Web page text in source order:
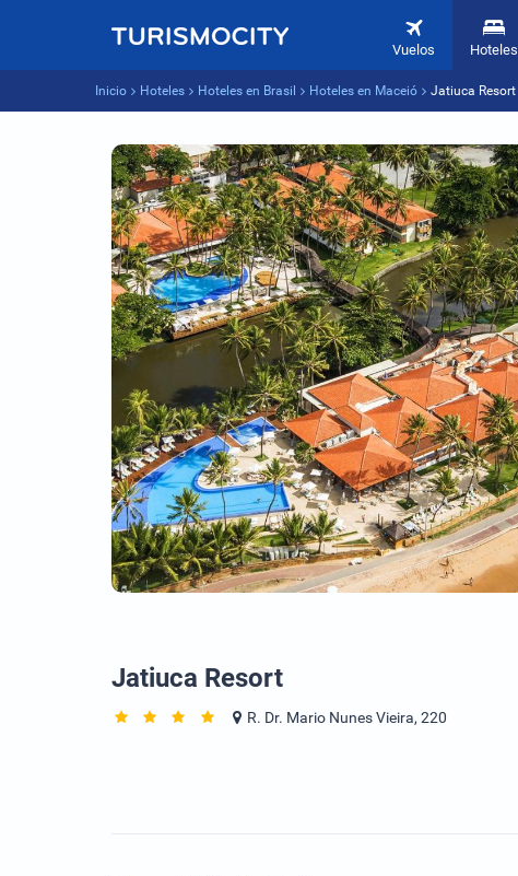
Vuelos Hoteles
Inicio Hoteles Hoteles en Brasil Hoteles en Maceió Jatiuca Resort
Jatiuca Resort
R. Dr. Mario Nunes Vieira, 220